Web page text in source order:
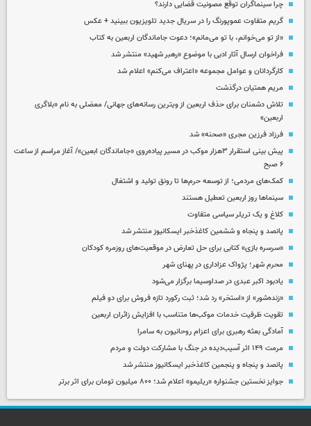
چرا سینماگران توقع مصونیت قضایی دارند؟
گریم متفاوت عموپورنگ را در سریال جدید تلویزیون ببینید + عکس
«از تو می‌خوانم، با تو می‌مانم»؛ دعوت جاماندگان اربعین به کتاب
فراخوان ارسال آثار ادبی با موضوع «رهبر شهید» منتشر شد
کارگردانان و عوامل مجموعه «اعتراف می‌کنم» اعلام شد
مریم همتیان درگذشت
تلاش دشمنان برای حذف اربعین از ویترین رسانه‌های جهانی/ معضلی به نام «بلاگری
اربعین»
فرزاد فرزین مجری «صحنه» شد
پیش بینی استقرار ۳هزار موکب در مسیر پیاده‌روی «جاماندگان ابعین»/ آغاز مراسم از ساعت
۶ صبح
کمک‌های مردمی؛ از توسعه حرم‌ها تا رونق تولید و اشتغال
سینماها روز اربعین تعطیل هستند
کلاغ و یک تریلر سیاسی متفاوت
پانصد و پنجاه و ششمین کاغذخبر ایسکانیوز منتشر شد
«سرسره بازی» کتابی برای حل تعارض در موقعیت‌های روزمره کودکان
محرم شهر؛ پژواک عزاداری در پهنای شهر
یادبود اکبر عبدی در صداوسیما برگزار می‌شود
«زنده‌شور» از «استخر» رد شد؛ ثبت رکورد تازه فروش برای دو فیلم
تقویت ظرفیت خدمات موکب‌ها متناسب با افزایش زائران اربعین
آمادگی بعثه رهبری برای اعزام روحانیون به سامرا
مرمت ۱۴۹ اثر آسیب‌دیده در جنگ با مشارکت دولت و مردم
پانصد و پنجاه و پنجمین کاغذخبر ایسکانیوز منتشر شد
جوایز نخستین جشنواره «ریلیمو» اعلام شد؛ ۸۰۰ میلیون تومان برای اثر برتر